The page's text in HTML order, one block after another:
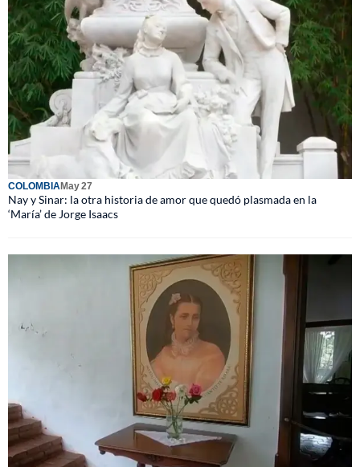
COLOMBIAMay 27
Nay y Sinar: la otra historia de amor que quedó plasmada en la
‘María’ de Jorge Isaacs